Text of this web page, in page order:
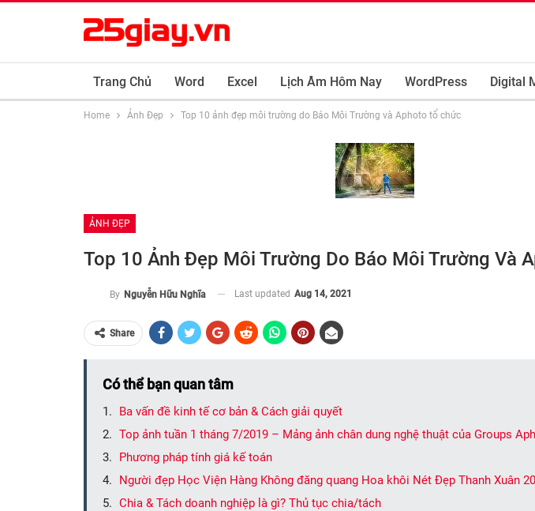
Trang Chủ Word Excel Lịch Âm Hôm Nay WordPress Digital
Home Ảnh Đẹp Top 10 ảnh đẹp môi trường do Báo Môi Trường và Aphoto tổ chức
ẢNH ĐẸP
Top 10 Ảnh Đẹp Môi Trường Do Báo Môi Trường Và
By Nguyễn Hữu Nghĩa Last updated Aug 14, 2021
Share
Có thể bạn quan tâm
Ba vấn đề kinh tế cơ bản & Cách giải quyết
Top ảnh tuần 1 tháng 7/2019 – Mảng ảnh chân dung nghệ thuật của Groups
Phương pháp tính giá kế toán
Người đẹp Học Viện Hàng Không đăng quang Hoa khôi Nét Đẹp Thanh Xuân
Chia & Tách doanh nghiệp là gì? Thủ tục chia/tách